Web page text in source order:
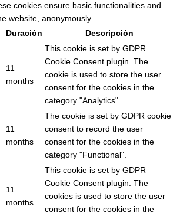
cookies ensure basic functionalities and
website, anonymously.
Duración Descripción
11
months
This cookie is set by GDPR
Cookie Consent plugin. The
cookie is used to store the user
consent for the cookies in the
category "Analytics".
11
months
The cookie is set by GDPR cookie
consent to record the user
consent for the cookies in the
category "Functional".
11
months
This cookie is set by GDPR
Cookie Consent plugin. The
cookies is used to store the user
consent for the cookies in the